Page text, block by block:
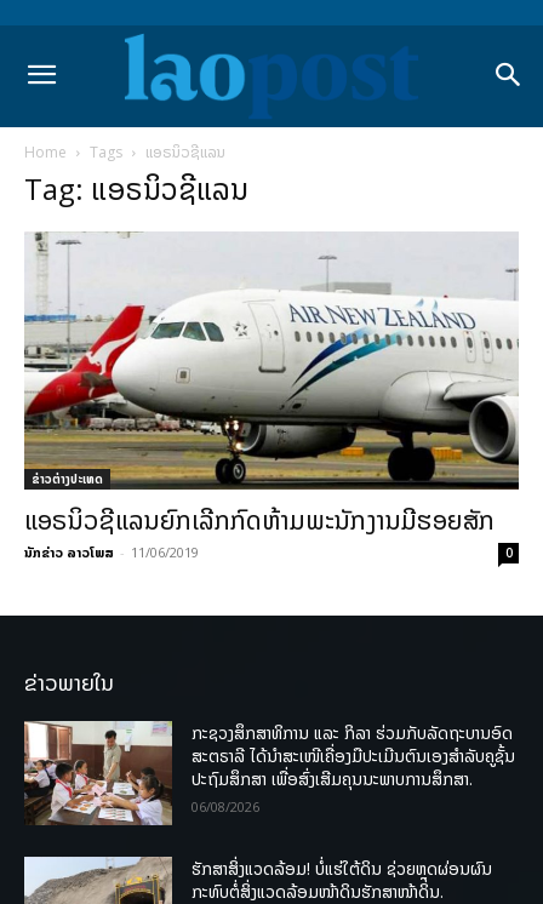
Home Tags ແອຣນິວຊີແລນ
Tag: ແອຣນິວຊີແລນ
ຂ່າວຕ່າງປະເທດ
ແອຣນິວຊີແລນຍົກເລີກກົດຫ້າມພະນັກງານມີຮອຍສັກ
ນັກຂ່າວ ລາວໂພສ - 11/06/2019 0
ຂ່າວພາຍໃນ
ກະຊວງສຶກສາທິການ ແລະ ກິລາ ຮ່ວມກັບລັດຖະບານອົດ
ສະຕຣາລີ ໄດ້ນຳສະເໜີເຄື່ອງມືປະເມີນຕົນເອງສຳລັບຄູຊັ້ນ
ປະຖົມສຶກສາ ເພື່ອສົ່ງເສີມຄຸນນະພາບການສຶກສາ.
06/08/2026
ຮັກສາສິ່ງແວດລ້ອມ! ບໍ່ແຮ່ໃຕ້ດິນ ຊ່ວຍຫຼຸດຜ່ອນຜົນ
ກະທົບຕໍ່ສິ່ງແວດລ້ອມໜ້າດິນຮັກສາໜ້າດິນ.